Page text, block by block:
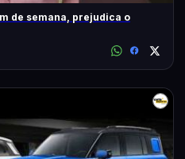
de semana, prejudica o